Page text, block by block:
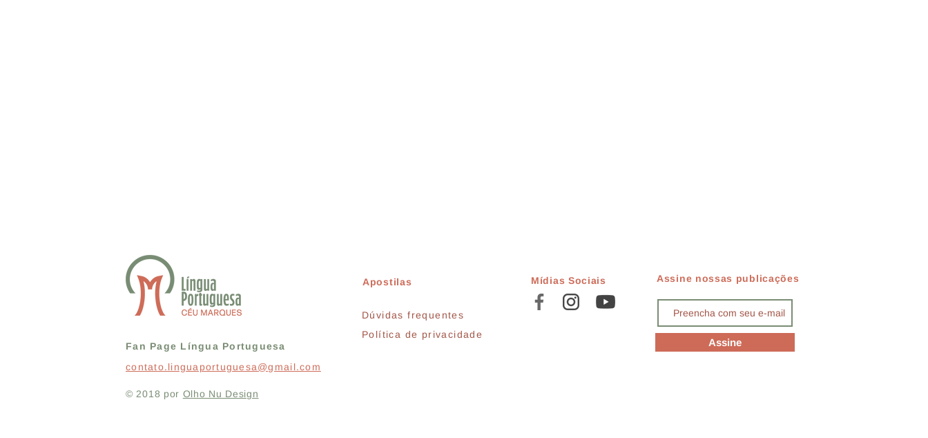
Fan Page Língua Portuguesa
contato.linguaportuguesa@gmail.com
Apostilas
Dúvidas frequentes
Política de privacidade
Mídias Sociais Assine nossas publicações
Assine
© 2018 por Olho Nu Design